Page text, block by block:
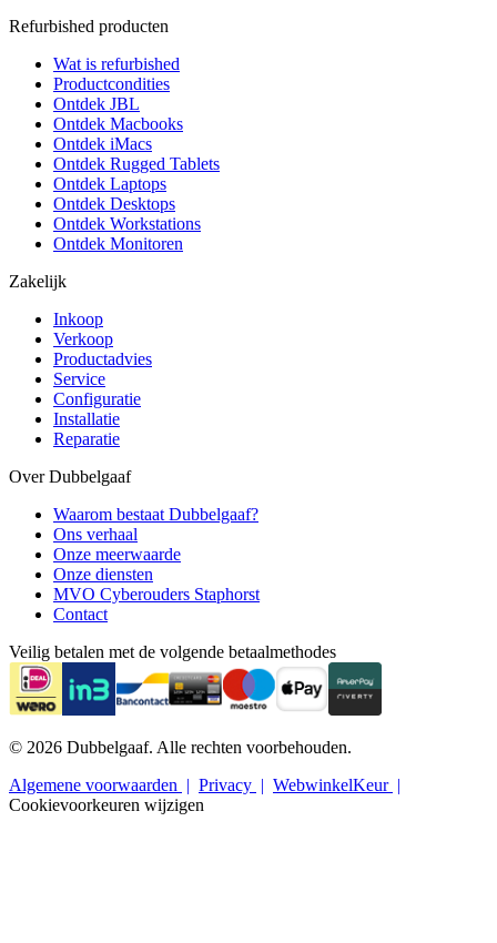
Refurbished producten
Wat is refurbished
Productcondities
Ontdek JBL
Ontdek Macbooks
Ontdek iMacs
Ontdek Rugged Tablets
Ontdek Laptops
Ontdek Desktops
Ontdek Workstations
Ontdek Monitoren
Zakelijk
Inkoop
Verkoop
Productadvies
Service
Configuratie
Installatie
Reparatie
Over Dubbelgaaf
Waarom bestaat Dubbelgaaf?
Ons verhaal
Onze meerwaarde
Onze diensten
MVO Cyberouders Staphorst
Contact
Veilig betalen met de volgende betaalmethodes
© 2026 Dubbelgaaf. Alle rechten voorbehouden.
Algemene voorwaarden
Privacy
WebwinkelKeur
Cookievoorkeuren wijzigen